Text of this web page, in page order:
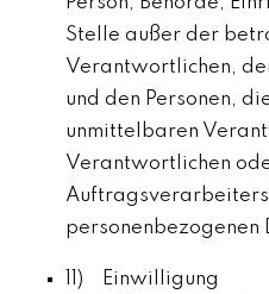
Stelle außer der
Verantwortlichen,
und den Personen,
unmittelbaren
Verantwortlichen
personenbezogenen
11) Einwilligung